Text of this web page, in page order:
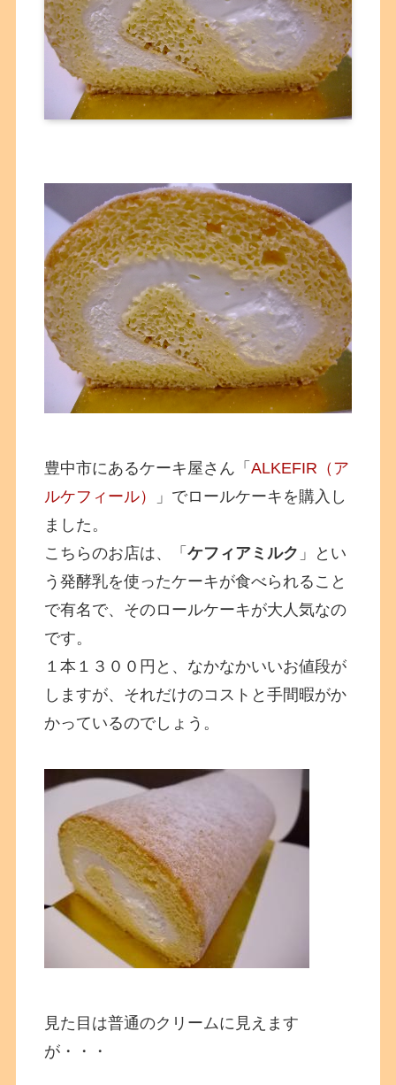
豊中市にあるケーキ屋さん「ALKEFIR（ア
ルケフィール）
」でロールケーキを購入し
ました。
こちらのお店は、「ケフィアミルク 」とい
う発酵乳を使ったケーキが食べられること
で有名で、そのロールケーキが大人気なの
です。
１本１３００円と、なかなかいいお値段が
しますが、それだけのコストと手間暇がか
かっているのでしょう。
見た目は普通のクリームに見えます
が・・・